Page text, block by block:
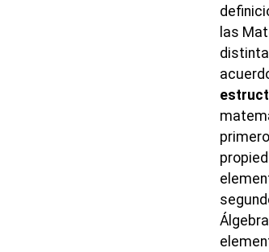
las